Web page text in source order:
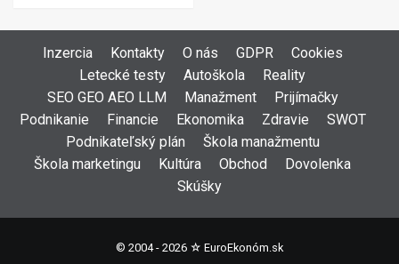
Inzercia Kontakty O nás GDPR
Cookies
Letecké testy
Autoškola
Reality
SEO GEO AEO LLM
Manažment
Prijímačky
Podnikanie
Financie Ekonomika Zdravie
SWOT
Podnikateľský plán
Škola manažmentu
Škola marketingu
Kultúra Obchod
Dovolenka
Skúšky
© 2004 - 2026 ☆ EuroEkonóm.sk